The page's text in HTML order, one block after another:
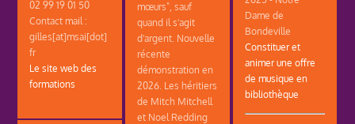
02 99 19 01 50
Contact mail :
gilles[at]msai[dot]
fr
Le site web des
formations
mœurs", sauf
quand il s'agit
d'argent. Nouvelle
récente
démonstration en
2026. Les héritiers
de Mitch Mitchell
et Noel Redding
Dame de
Bondeville
Constituer et
animer une offre
de musique en
bibliothèque